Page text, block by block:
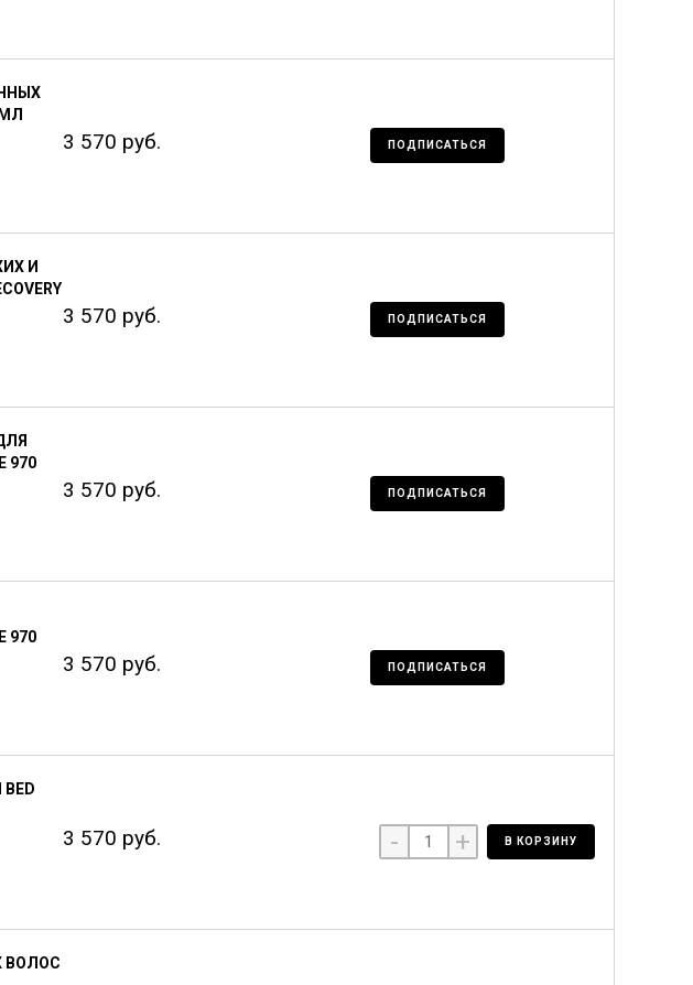
3 570 руб. ПОДПИСАТЬСЯ
И
3 570 руб. ПОДПИСАТЬСЯ
970
3 570 руб. ПОДПИСАТЬСЯ
970
3 570 руб. ПОДПИСАТЬСЯ
3 570 руб. - + В КОРЗИНУ
ВОЛОС